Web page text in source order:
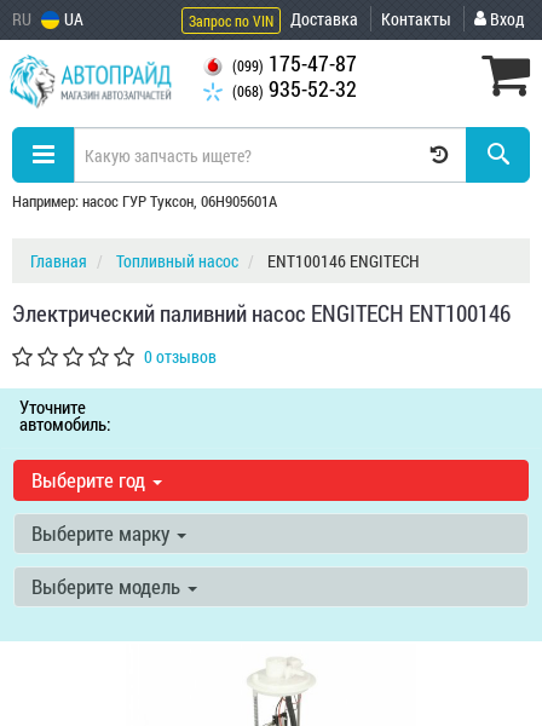
RU UA Запрос по VIN Доставка Контакты Вход
(099) 175-47-87
(068) 935-52-32
Например: насос ГУР Туксон, 06H905601A
Главная Топливный насос ENT100146 ENGITECH
Электрический паливний насос ENGITECH ENT100146
0 отзывов
Уточните
автомобиль:
Выберите год
Выберите марку
Выберите модель